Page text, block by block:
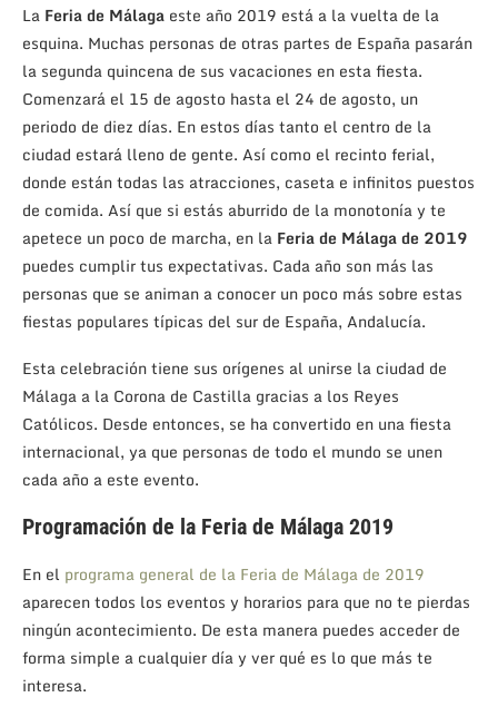
La Feria de Málaga este año 2019 está a la vuelta de la
esquina. Muchas personas de otras partes de España pasarán
la segunda quincena de sus vacaciones en esta fiesta.
Comenzará el 15 de agosto hasta el 24 de agosto, un
periodo de diez días. En estos días tanto el centro de la
ciudad estará lleno de gente. Así como el recinto ferial,
donde están todas las atracciones, caseta e infinitos puestos
de comida. Así que si estás aburrido de la monotonía y te
apetece un poco de marcha, en la Feria de Málaga de 2019
puedes cumplir tus expectativas. Cada año son más las
personas que se animan a conocer un poco más sobre estas
fiestas populares típicas del sur de España, Andalucía.
Esta celebración tiene sus orígenes al unirse la ciudad de
Málaga a la Corona de Castilla gracias a los Reyes
Católicos. Desde entonces, se ha convertido en una fiesta
internacional, ya que personas de todo el mundo se unen
cada año a este evento.
Programación de la Feria de Málaga 2019
En el programa general de la Feria de Málaga de 2019
aparecen todos los eventos y horarios para que no te pierdas
ningún acontecimiento. De esta manera puedes acceder de
forma simple a cualquier día y ver qué es lo que más te
interesa.